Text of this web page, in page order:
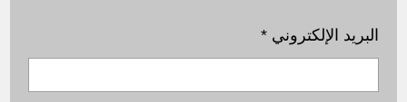
البريد الإلكتروني*